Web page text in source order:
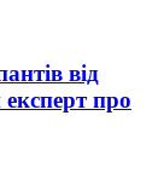
від
про